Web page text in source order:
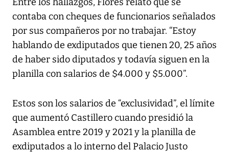
contaba con cheques de funcionarios señalados
por sus compañeros por no trabajar. “Estoy
hablando de exdiputados que tienen 20, 25 años
de haber sido diputados y todavía siguen en la
planilla con salarios de $4.000 y $5.000”.
Estos son los salarios de “exclusividad”, el límite
que aumentó Castillero cuando presidió la
Asamblea entre 2019 y 2021 y la planilla de
exdiputados a lo interno del Palacio Justo